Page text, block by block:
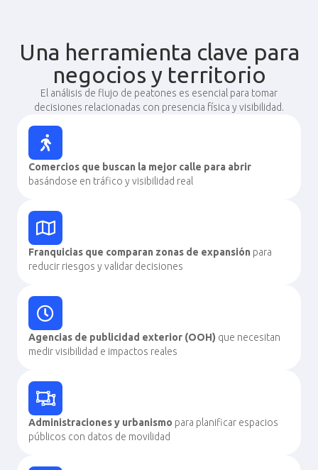
Una herramienta clave para
negocios y territorio
El análisis de flujo de peatones es esencial para tomar
decisiones relacionadas con presencia física y visibilidad.
Comercios que buscan la mejor calle para abrir
basándose en tráfico y visibilidad real
Franquicias que comparan zonas de expansión para
reducir riesgos y validar decisiones
Agencias de publicidad exterior (OOH) que necesitan
medir visibilidad e impactos reales
Administraciones y urbanismo para planificar espacios
públicos con datos de movilidad